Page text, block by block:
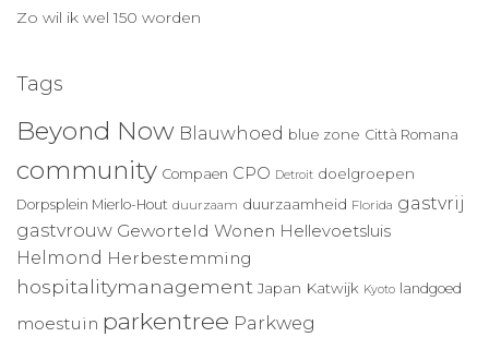
Zo wil ik wel 150 worden
Tags
Beyond Now Blauwhoed blue zone Città Romana
community Compaen CPO Detroit doelgroepen
Dorpsplein Mierlo-Hout duurzaam duurzaamheid Florida gastvrij
gastvrouw Geworteld Wonen Hellevoetsluis
Helmond Herbestemming
hospitalitymanagement Japan Katwijk Kyoto landgoed
moestuin parkentree Parkweg